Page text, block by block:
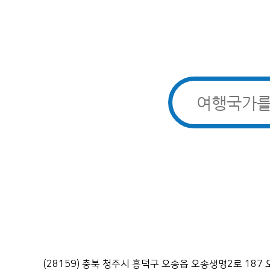
(28159) 충북 청주시 흥덕구 오송읍 오송생명2로 187